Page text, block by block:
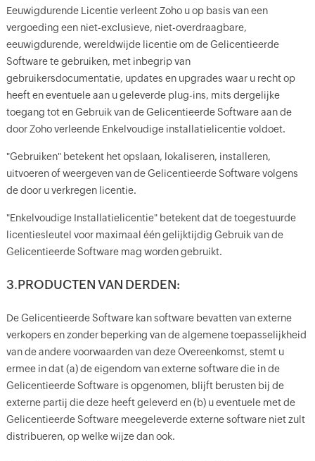
Eeuwigdurende Licentie verleent Zoho u op basis van een
vergoeding een niet-exclusieve, niet-overdraagbare,
eeuwigdurende, wereldwijde licentie om de Gelicentieerde
Software te gebruiken, met inbegrip van
gebruikersdocumentatie, updates en upgrades waar u recht op
heeft en eventuele aan u geleverde plug-ins, mits dergelijke
toegang tot en Gebruik van de Gelicentieerde Software aan de
door Zoho verleende Enkelvoudige installatielicentie voldoet.
"Gebruiken" betekent het opslaan, lokaliseren, installeren,
uitvoeren of weergeven van de Gelicentieerde Software volgens
de door u verkregen licentie.
"Enkelvoudige Installatielicentie" betekent dat de toegestuurde
licentiesleutel voor maximaal één gelijktijdig Gebruik van de
Gelicentieerde Software mag worden gebruikt.
3.PRODUCTEN VAN DERDEN:
De Gelicentieerde Software kan software bevatten van externe
verkopers en zonder beperking van de algemene toepasselijkheid
van de andere voorwaarden van deze Overeenkomst, stemt u
ermee in dat (a) de eigendom van externe software die in de
Gelicentieerde Software is opgenomen, blijft berusten bij de
externe partij die deze heeft geleverd en (b) u eventuele met de
Gelicentieerde Software meegeleverde externe software niet zult
distribueren, op welke wijze dan ook.